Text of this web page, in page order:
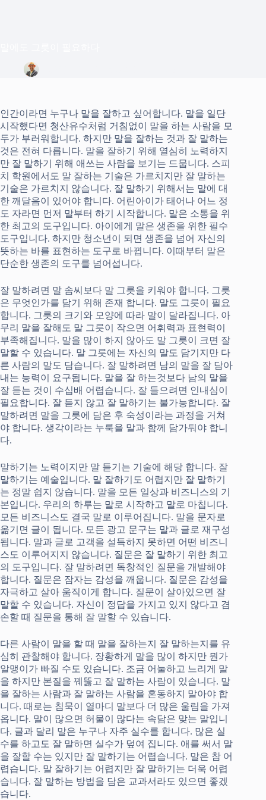
인간이라면 누구나 말을 잘하고 싶어합니다. 말을 일단
시작했다면 청산유수처럼 거침없이 말을 하는 사람을 모
두가 부러워합니다. 하지만 말을 잘하는 것과 잘 말하는
것은 전혀 다릅니다. 말을 잘하기 위해 열심히 노력하지
만 잘 말하기 위해 애쓰는 사람을 보기는 드뭅니다. 스피
치 학원에서도 말 잘하는 기술은 가르치지만 잘 말하는
기술은 가르치지 않습니다. 잘 말하기 위해서는 말에 대
한 깨달음이 있어야 합니다. 어린아이가 태어나 어느 정
도 자라면 먼저 말부터 하기 시작합니다. 말은 소통을 위
한 최고의 도구입니다. 아이에게 말은 생존을 위한 필수
도구입니다. 하지만 청소년이 되면 생존을 넘어 자신의
뜻하는 바를 표현하는 도구로 바뀝니다. 이때부터 말은
단순한 생존의 도구를 넘어섭니다.
잘 말하려면 말 솜씨보다 말 그릇을 키워야 합니다. 그릇
은 무엇인가를 담기 위해 존재 합니다. 말도 그릇이 필요
합니다. 그릇의 크기와 모양에 따라 말이 달라집니다. 아
무리 말을 잘해도 말 그릇이 작으면 어휘력과 표현력이
부족해집니다. 말을 많이 하지 않아도 말 그릇이 크면 잘
말할 수 있습니다. 말 그릇에는 자신의 말도 담기지만 다
른 사람의 말도 담습니다. 잘 말하려면 남의 말을 잘 담아
내는 능력이 요구됩니다. 말을 잘 하는것보다 남의 말을
잘 듣는 것이 수십배 어렵습니다. 잘 들으려면 인내심이
필요합니다. 잘 듣지 않고 잘 말하기는 불가능합니다. 잘
말하려면 말을 그릇에 담은 후 숙성이라는 과정을 거쳐
야 합니다. 생각이라는 누룩을 말과 함께 담가둬야 합니
다.
말하기는 노력이지만 말 듣기는 기술에 해당 합니다. 잘
말하기는 예술입니다. 말 잘하기도 어렵지만 잘 말하기
는 정말 쉽지 않습니다. 말을 모든 일상과 비즈니스의 기
본입니다. 우리의 하루는 말로 시작하고 말로 마칩니다.
모든 비즈니스도 결국 말로 이루어집니다. 말을 문자로
옮기면 글이 됩니다. 모든 광고 문구는 말과 글로 재구성
됩니다. 말과 글로 고객을 설득하지 못하면 어떤 비즈니
스도 이루어지지 않습니다. 질문은 잘 말하기 위한 최고
의 도구입니다. 잘 말하려면 독창적인 질문을 개발해야
합니다. 질문은 잠자는 감성을 깨웁니다. 질문은 감성을
자극하고 살아 움직이게 합니다. 질문이 살아있으면 잘
말할 수 있습니다. 자신이 정답을 가지고 있지 않다고 겸
손할 때 질문을 통해 잘 말할 수 있습니다.
다른 사람이 말을 할 때 말을 잘하는지 잘 말하는지를 유
심히 관찰해야 합니다. 장황하게 말을 많이 하지만 뭔가
알맹이가 빠질 수도 있습니다. 조금 어눌하고 느리게 말
을 하지만 본질을 꿰뚫고 잘 말하는 사람이 있습니다. 말
을 잘하는 사람과 잘 말하는 사람을 혼동하지 말아야 합
니다. 때로는 침묵이 열마디 말보다 더 많은 울림을 가져
옵니다. 말이 많으면 허물이 많다는 속담은 맞는 말입니
다. 글과 달리 말은 누구나 자주 실수를 합니다. 많은 실
수를 하고도 잘 말하면 실수가 덮여 집니다. 애를 써서 말
을 잘할 수는 있지만 잘 말하기는 어렵습니다. 말은 참 어
렵습니다. 말 잘하기는 어렵지만 잘 말하기는 더욱 어렵
습니다. 잘 말하는 방법을 담은 교과서라도 있으면 좋겠
습니다.